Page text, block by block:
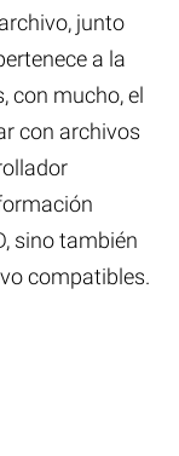
junto
a la
con mucho, el
con archivos
sino también
compatibles.